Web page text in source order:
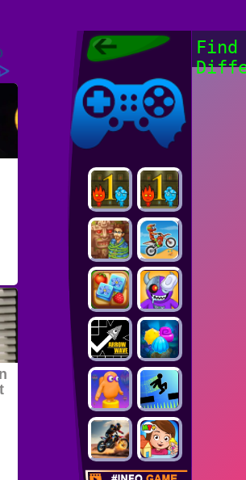
Juegos Friv
2022, Juegos
2022
Juegos Friv
Find